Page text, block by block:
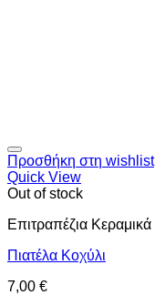
Προσθήκη στη wishlist
Quick View
Out of stock
Επιτραπέζια Κεραμικά
Πιατέλα Κοχύλι
7,00 €